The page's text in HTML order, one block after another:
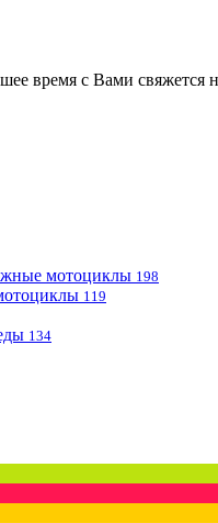
время с Вами свяжется
мотоциклы 198
119
134